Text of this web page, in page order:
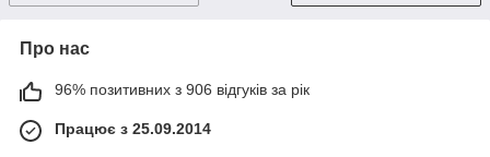
Про нас
96% позитивних з 906 відгуків за рік
Працює з 25.09.2014